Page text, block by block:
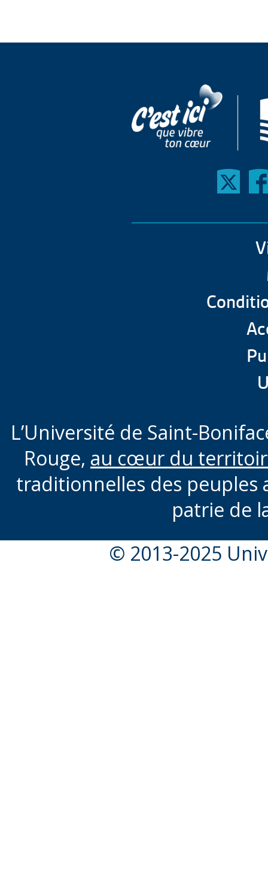
L’Université de Saint-
Rouge, au cœur du
traditionnelles des peuples
patrie de
© 2013-2025